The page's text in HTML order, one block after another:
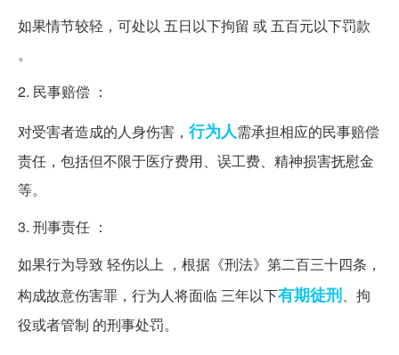
如果情节较轻，可处以 五日以下拘留 或 五百元以下罚款
。
2. 民事赔偿 ：
对受害者造成的人身伤害， 行为人需承担相应的民事赔偿
责任，包括但不限于医疗费用、误工费、精神损害抚慰金
等。
3. 刑事责任 ：
如果行为导致 轻伤以上 ，根据《刑法》第二百三十四条，
构成故意伤害罪，行为人将面临 三年以下有期徒刑、拘
役或者管制 的刑事处罚。